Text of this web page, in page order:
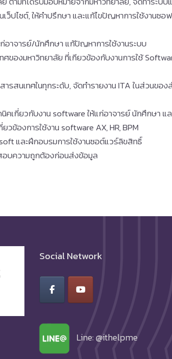
ปไซต์, ให้คำปรึกษา และแก้ไขปัญหาการใช้งานซ
อาจารย์/นักศึกษา แก้ปัญหาการใช้งานระบบ
ของมหาวิทยาลัย ที่เกียวข้องกับงานการใช้
รสนเทศในทุกระดับ, จัดทำรายงาน ITA ในส่วนขอ
เกี่ยวกับงาน software ให้แก่อาจารย์ นักศึกษา แล
ข้องการใช้งาน software AX, HR, BPM
และฝึกอบรมการใช้งานซอต์แวร์ลิขสิทธิ์
อบความถูกต้องก่อนส่งข้อมูล
Social Network
Line: @ithelpme